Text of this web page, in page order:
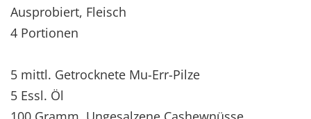
Ausprobiert, Fleisch
4 Portionen
5 mittl. Getrocknete Mu-Err-Pilze
5 Essl. Öl